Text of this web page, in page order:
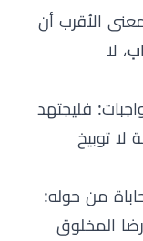
الأقرب أن
، لا
فليجتهد
لا توبيخ
من حوله:
المخلوق